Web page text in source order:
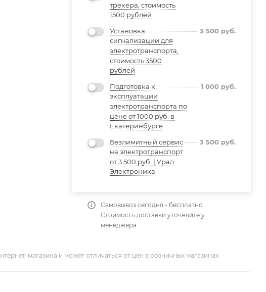
трекера, стоимость
1500 рублей
Установка
сигнализации для
электротранспорта,
стоимость 3500
рублей
3 500руб.
Подготовка к
эксплуатации
электротранспорта по
цене от 1000 руб. в
Екатеринбурге
1 000руб.
Безлимитный сервис
на электротранспорт
от 3 500 руб. | Урал
Электроника
3 500руб.
Самовывоз сегодня - бесплатно
Стоимость доставки уточняйте у
менеджера
магазина и может отличаться от цен в розничных магазинах